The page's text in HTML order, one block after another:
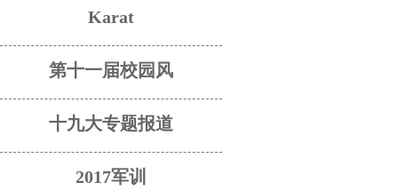
Karat
第十一届校园风
十九大专题报道
2017军训